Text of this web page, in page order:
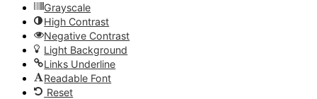
Grayscale
High Contrast
Negative Contrast
Light Background
Links Underline
Readable Font
Reset